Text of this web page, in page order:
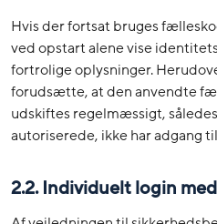
Hvis der fortsat bruges
ved opstart alene vise
fortrolige oplysninger.
forudsætte, at den anvendte
udskiftes regelmæssigt,
autoriserede, ikke har adgang
2.2. Individuelt login